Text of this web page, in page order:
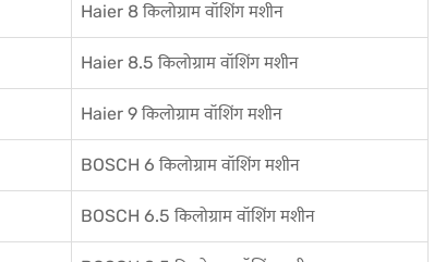
Haier 8 किलोग्राम वॉशिंग मशीन
Haier 8.5 किलोग्राम वॉशिंग मशीन
Haier 9 किलोग्राम वॉशिंग मशीन
BOSCH 6 किलोग्राम वॉशिंग मशीन
BOSCH 6.5 किलोग्राम वॉशिंग मशीन